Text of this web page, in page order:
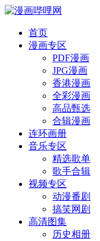
首页
漫画专区
PDF漫画
JPG漫画
香港漫画
全彩漫画
高品甄选
合辑漫画
连环画册
音乐专区
精选歌单
歌手合辑
视频专区
动漫番剧
搞笑网剧
高清图集
历史相册